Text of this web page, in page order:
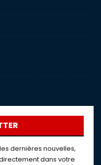
dernières nouvelles,
dans votre